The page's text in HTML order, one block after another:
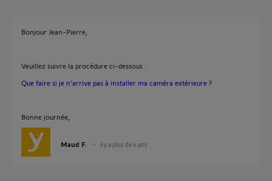
Bonjour Jean-Pierre,
Veuillez suivre la procédure ci-dessous :
Que faire si je n'arrive pas à installer ma caméra extérieure ?
Bonne journée,
Maud F. il y a plus de 4 ans